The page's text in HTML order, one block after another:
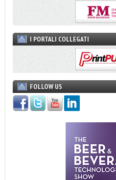
I PORTALI COLLEGATI
FOLLOW US